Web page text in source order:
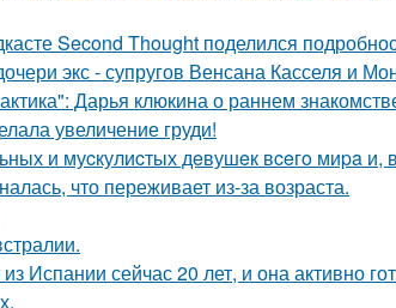
Second Thought поделился
экс - супругов Венсана Касселя и
Дарья клюкина о раннем
увеличение груди!
и муcкулиcтых дeвушeк вceгo миpa и,
что переживает из-за возраста.
Испании сейчас 20 лет, и она активно